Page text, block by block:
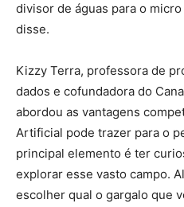
divisor de águas para o
disse.
Kizzy Terra, professora de
dados e cofundadora do
abordou as vantagens
Artificial pode trazer para o
principal elemento é ter
explorar esse vasto campo.
escolher qual o gargalo que